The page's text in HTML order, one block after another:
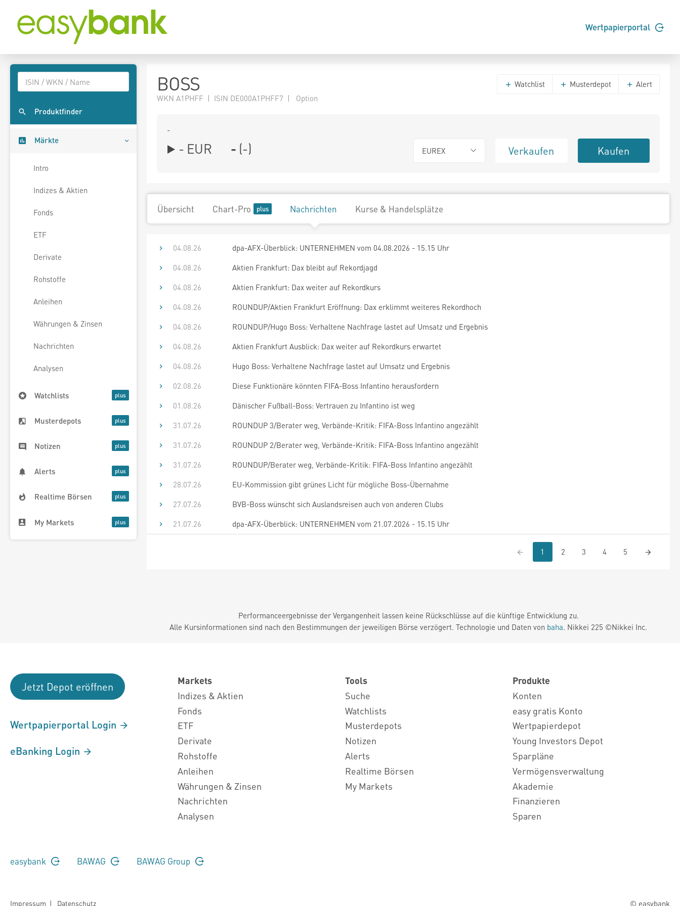
Wertpapierportal
Produktfinder
Märkte
Intro
Indizes & Aktien
Fonds
ETF
Derivate
Rohstoffe
Anleihen
Währungen & Zinsen
Nachrichten
Analysen
Watchlists
Musterdepots
Notizen
Alerts
Realtime Börsen
My Markets
BOSS
WKN A1PHFF | ISIN DE000A1PHFF7 | Option
Watchlist Musterdepot Alert
-
- EUR - (-) EUREX Verkaufen Kaufen
Übersicht Chart-Pro Nachrichten Kurse & Handelsplätze
04.08.26
dpa-AFX-Überblick: UNTERNEHMEN vom 04.08.2026 - 15.15 Uhr
04.08.26
Aktien Frankfurt: Dax bleibt auf Rekordjagd
04.08.26
Aktien Frankfurt: Dax weiter auf Rekordkurs
04.08.26
ROUNDUP/Aktien Frankfurt Eröffnung: Dax erklimmt weiteres Rekordhoch
04.08.26
ROUNDUP/Hugo Boss: Verhaltene Nachfrage lastet auf Umsatz und Ergebnis
04.08.26
Aktien Frankfurt Ausblick: Dax weiter auf Rekordkurs erwartet
04.08.26
Hugo Boss: Verhaltene Nachfrage lastet auf Umsatz und Ergebnis
02.08.26
Diese Funktionäre könnten FIFA-Boss Infantino herausfordern
01.08.26
Dänischer Fußball-Boss: Vertrauen zu Infantino ist weg
31.07.26
ROUNDUP 3/Berater weg, Verbände-Kritik: FIFA-Boss Infantino angezählt
31.07.26
ROUNDUP 2/Berater weg, Verbände-Kritik: FIFA-Boss Infantino angezählt
31.07.26
ROUNDUP/Berater weg, Verbände-Kritik: FIFA-Boss Infantino angezählt
28.07.26
EU-Kommission gibt grünes Licht für mögliche Boss-Übernahme
27.07.26
BVB-Boss wünscht sich Auslandsreisen auch von anderen Clubs
21.07.26
dpa-AFX-Überblick: UNTERNEHMEN vom 21.07.2026 - 15.15 Uhr
1 2 3 4 5
Performanceergebnisse der Vergangenheit lassen keine Rückschlüsse auf die künftige Entwicklung zu.
Alle Kursinformationen sind nach den Bestimmungen der jeweiligen Börse verzögert. Technologie und Daten von baha. Nikkei 225 ©Nikkei Inc.
Jetzt Depot eröffnen
Wertpapierportal Login
eBanking Login
Markets
Indizes & Aktien
Fonds
ETF
Derivate
Rohstoffe
Anleihen
Währungen & Zinsen
Nachrichten
Analysen
Tools
Suche
Watchlists
Musterdepots
Notizen
Alerts
Realtime Börsen
My Markets
Produkte
Konten
easy gratis Konto
Wertpapierdepot
Young Investors Depot
Sparpläne
Vermögensverwaltung
Akademie
Finanzieren
Sparen
easybank BAWAG BAWAG Group
Impressum | Datenschutz © easybank